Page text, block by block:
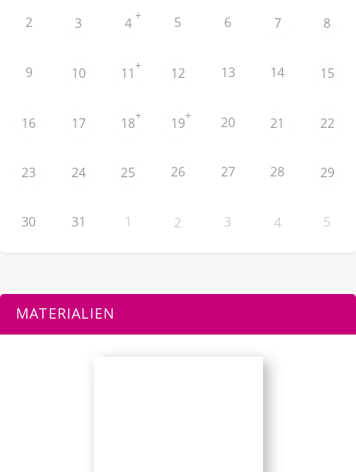
2 3 4 + 5 6 7 8
9 10 11+ 12 13 14 15
16 17 18+ 19+ 20 21 22
23 24 25 26 27 28 29
30 31 1 2 3 4 5
MATERIALIEN